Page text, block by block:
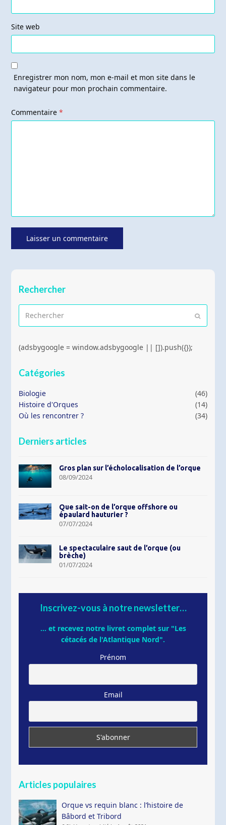
Site web
Enregistrer mon nom, mon e-mail et mon site dans le
navigateur pour mon prochain commentaire.
Commentaire*
Rechercher
Envoyer
(adsbygoogle = window.adsbygoogle || []).push({});
Catégories
Biologie
(46)
Histoire d'Orques
(14)
Où les rencontrer ?
(34)
Derniers articles
Gros plan sur l’écholocalisation de l’orque
08/09/2024
Que sait-on de l’orque offshore ou
épaulard hauturier ?
07/07/2024
Le spectaculaire saut de l’orque (ou
brèche)
01/07/2024
Inscrivez-vous à notre newsletter…
... et recevez notre livret complet sur "Les
cétacés de l'Atlantique Nord".
Prénom
Email
Articles populaires
Orque vs requin blanc : l’histoire de
Bâbord et Tribord